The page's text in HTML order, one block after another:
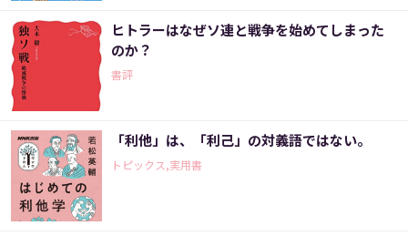
ヒトラーはなぜソ連と戦争を始めてしまった
のか？
書評
「利他」は、「利己」の対義語ではない。
トピックス,実用書